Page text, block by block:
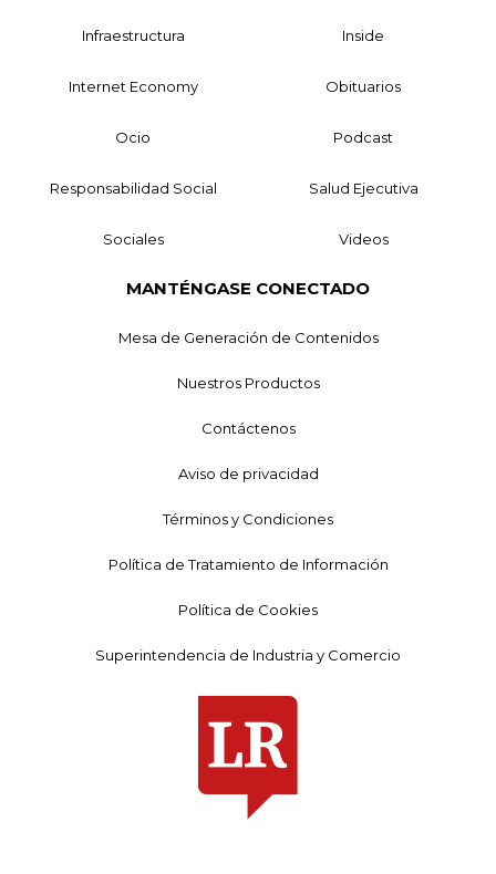
Infraestructura Inside
Internet Economy Obituarios
Ocio Podcast
Responsabilidad Social Salud Ejecutiva
Sociales Videos
MANTÉNGASE CONECTADO
Mesa de Generación de Contenidos
Nuestros Productos
Contáctenos
Aviso de privacidad
Términos y Condiciones
Política de Tratamiento de Información
Política de Cookies
Superintendencia de Industria y Comercio